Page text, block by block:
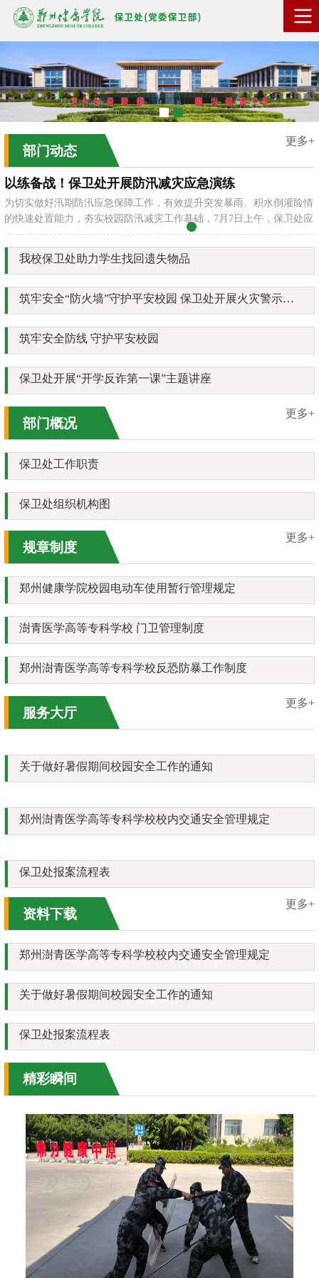
部门动态
更多+
以练备战！保卫处开展防汛减灾应急演练
为切实做好汛期防汛应急保障工作，有效提升突发暴雨、积水倒灌险情
的快速处置能力，夯实校园防汛减灾工作基础，7月7日上午，保卫处应
急小分队成员开展常态化防汛应急实战演练。本次演练模拟校园遭遇短
时强降雨，博物馆后路口出现路面积水、雨水倒灌险情，保卫处应急小
分队接到险情通知后，全员迅速响应、快速奔赴东门口防汛物资存放
司其职、协同配合，有序开展挡水板拼接、...
我校保卫处助力学生找回遗失物品
筑牢安全“防火墙”守护平安校园 保卫处开展火灾警示宣传教育月系列活动
筑牢安全防线 守护平安校园
保卫处开展“开学反诈第一课”主题讲座
部门概况
更多+
保卫处工作职责
保卫处组织机构图
规章制度
更多+
郑州健康学院校园电动车使用暂行管理规定
澍青医学高等专科学校 门卫管理制度
郑州澍青医学高等专科学校反恐防暴工作制度
服务大厅
更多+
关于做好暑假期间校园安全工作的通知
郑州澍青医学高等专科学校校内交通安全管理规定
保卫处报案流程表
资料下载
更多+
郑州澍青医学高等专科学校校内交通安全管理规定
关于做好暑假期间校园安全工作的通知
保卫处报案流程表
精彩瞬间